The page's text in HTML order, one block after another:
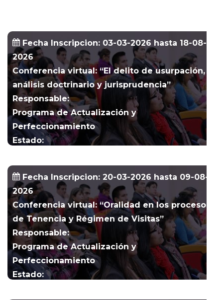
Fecha Inscripcion: 03-03-2026 hasta 18-08-
2026
Conferencia virtual: “El delito de usurpación,
análisis doctrinario y jurisprudencia”
Responsable:
Programa de Actualización y
Perfeccionamiento
Estado:
Fecha Inscripcion: 20-03-2026 hasta 09-08-
2026
Conferencia virtual: “Oralidad en los procesos
de Tenencia y Régimen de Visitas”
Responsable:
Programa de Actualización y
Perfeccionamiento
Estado: